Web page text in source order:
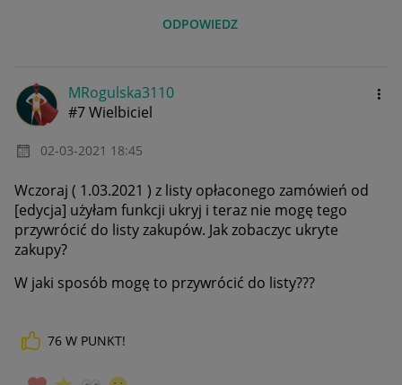
ODPOWIEDZ
MRogulska3110
#7 Wielbiciel
‎02-03-2021 18:45
Wczoraj ( 1.03.2021 ) z listy opłaconego zamówień od
[edycja] użyłam funkcji ukryj i teraz nie mogę tego
przywrócić do listy zakupów. Jak zobaczyc ukryte
zakupy?
W jaki sposób mogę to przywrócić do listy???
76 W PUNKT!